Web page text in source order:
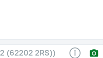
(62202 2RS))